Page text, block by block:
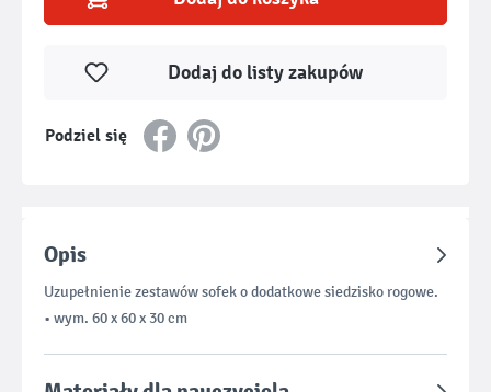
Podziel się
Dodaj do listy zakupów
Opis
Uzupełnienie zestawów sofek o dodatkowe siedzisko rogowe.
• wym. 60 x 60 x 30 cm